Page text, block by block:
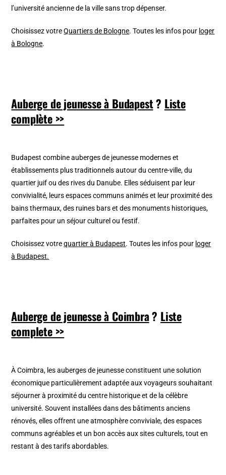
l’université ancienne de la ville sans trop dépenser.
Choisissez votreQuartiers de Bologne. Toutes les infos pour loger
à Bologne.
Auberge de jeunesse à Budapest? Liste
complète >>
Budapest combine auberges de jeunesse modernes et
établissements plus traditionnels autour du centre-ville, du
quartier juif ou des rives du Danube. Elles séduisent par leur
convivialité, leurs espaces communs animés et leur proximité des
bains thermaux, des ruines bars et des monuments historiques,
parfaites pour un séjour culturel ou festif.
Choisissez votrequartier à Budapest. Toutes les infos pour loger
à Budapest.
Auberge de jeunesse à Coimbra? Liste
complete >>
À Coimbra, les auberges de jeunesse constituent une solution
économique particulièrement adaptée aux voyageurs souhaitant
séjourner à proximité du centre historique et de la célèbre
université. Souvent installées dans des bâtiments anciens
rénovés, elles offrent une atmosphère conviviale, des espaces
communs agréables et un bon accès aux sites culturels, tout en
restant à des tarifs abordables.